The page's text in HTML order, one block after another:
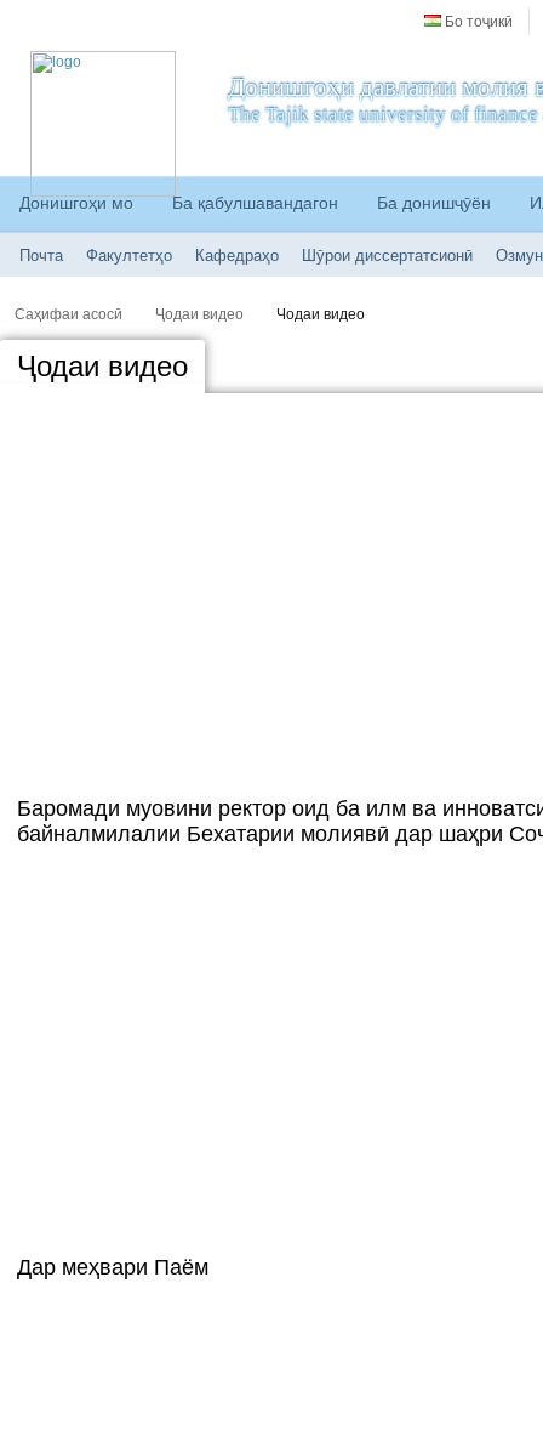
Бо тоҷикӣ
Донишгоҳи давлатии молия
The Tajik state university of finance
Донишгоҳи мо Ба қабулшавандагон Ба донишҷӯён
Почта Факултетҳо Кафедраҳо Шӯрои диссертатсионӣ
Саҳифаи асосӣ Ҷодаи видео Чодаи видео
Ҷодаи видео
Баромади муовини ректор оид ба илм ва
байналмилалии Бехатарии молиявӣ дар шаҳри
Дар меҳвари Паём